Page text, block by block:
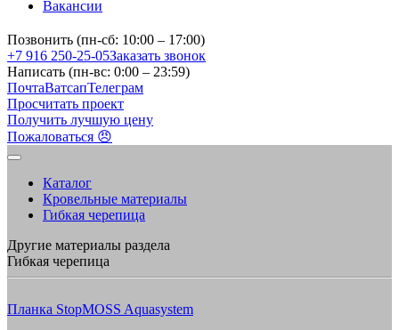
Вакансии
Позвонить (пн-сб: 10:00 – 17:00)
+7 916 250-25-05Заказать звонок
Написать (пн-вс: 0:00 – 23:59)
ПочтаВатсапТелеграм
Просчитать проект
Получить лучшую цену
Пожаловаться 😠
Каталог
Кровельные материалы
Гибкая черепица
Другие материалы раздела
Гибкая черепица
Планка StopMOSS Aquasystem